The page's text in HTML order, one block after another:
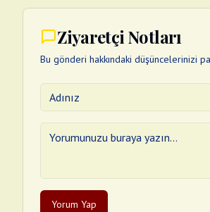
Ziyaretçi Notları
Bu gönderi hakkındaki düşüncelerinizi
Yorum Yap